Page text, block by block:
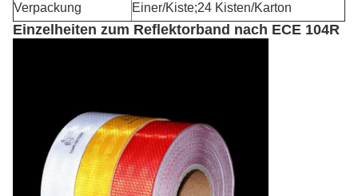
Verpackung
Einer/Kiste;24 Kisten/Karton
Einzelheiten zum Reflektorband nach ECE 104R